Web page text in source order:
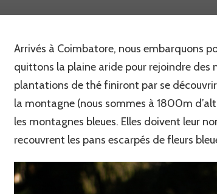
Arrivés à Coimbatore, nous embarquons
quittons la plaine aride pour rejoindre des
plantations de thé finiront par se
la montagne (nous sommes à 1800m
les montagnes bleues. Elles doivent leur
recouvrent les pans escarpés de fleurs